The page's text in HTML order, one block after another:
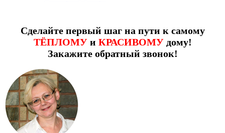
Сделайте первый шаг на пути к самому
ТЁПЛОМУи КРАСИВОМУдому!
Закажите обратный звонок!